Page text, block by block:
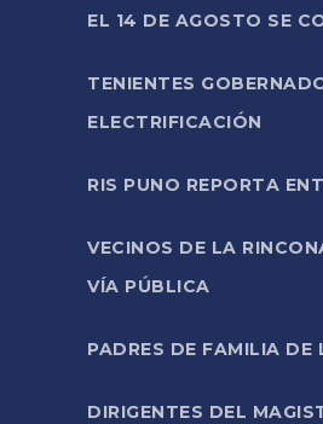
EL 14 DE AGOSTO SE
TENIENTES
ELECTRIFICACIÓN
RIS PUNO REPORTA
VECINOS DE LA
VÍA PÚBLICA
PADRES DE FAMILIA
DIRIGENTES DEL